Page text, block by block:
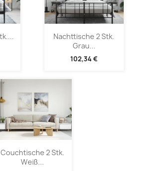
Nachttische 2 Stk.
Grau...
102,34 €
Couchtische 2 Stk.
Weiß...